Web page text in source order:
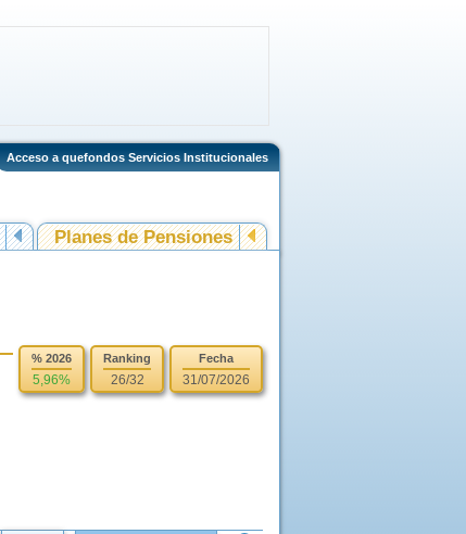
Acceso a quefondos Servicios Institucionales
Planes de Pensiones
% 2026
5,96%
Ranking
26/32
Fecha
31/07/2026